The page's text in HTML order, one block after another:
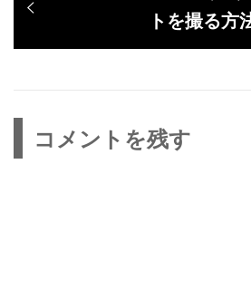
稿
ー
シ
の
トを撮る方
コメントを残す